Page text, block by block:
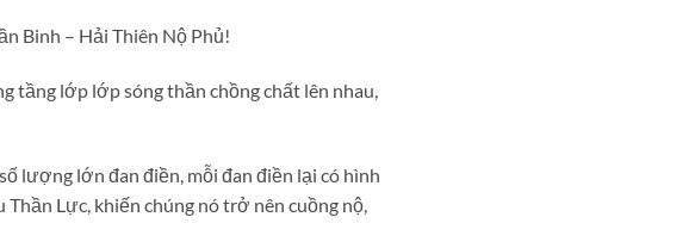
Binh – Hải Thiên Nộ Phủ!
tầng lớp lớp sóng thần chồng chất lên nhau,
lượng lớn đan điền, mỗi đan điền lại có hình
Lực, khiến chúng nó trở nên cuồng nộ,